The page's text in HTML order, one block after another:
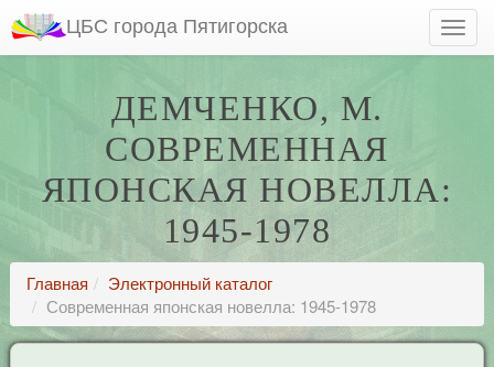
ЦБС города Пятигорска
ДЕМЧЕНКО, М.
СОВРЕМЕННАЯ
ЯПОНСКАЯ НОВЕЛЛА:
1945-1978
Главная
Электронный каталог
Современная японская новелла: 1945-1978